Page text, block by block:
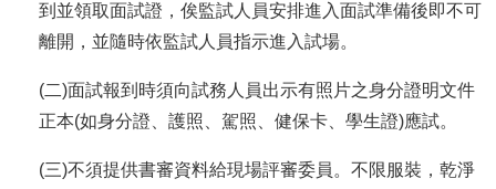
到並領取面試證，俟監試人員安排進入面試準備後即不可
離開，並隨時依監試人員指示進入試場。
(二)面試報到時須向試務人員出示有照片之身分證明文件
正本(如身分證、護照、駕照、健保卡、學生證)應試。
(三)不須提供書審資料給現場評審委員。不限服裝，乾淨